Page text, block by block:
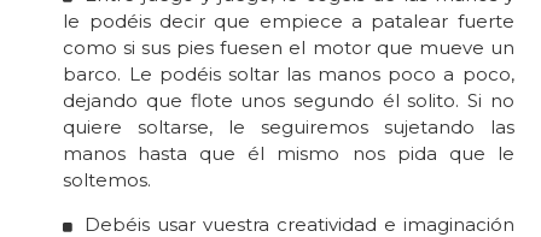
le podéis decir que empiece a patalear fuerte
como si sus pies fuesen el motor que mueve un
barco. Le podéis soltar las manos poco a poco,
dejando que flote unos segundo él solito. Si no
quiere soltarse, le seguiremos sujetando las
manos hasta que él mismo nos pida que le
soltemos.
Debéis usar vuestra creatividad e imaginación